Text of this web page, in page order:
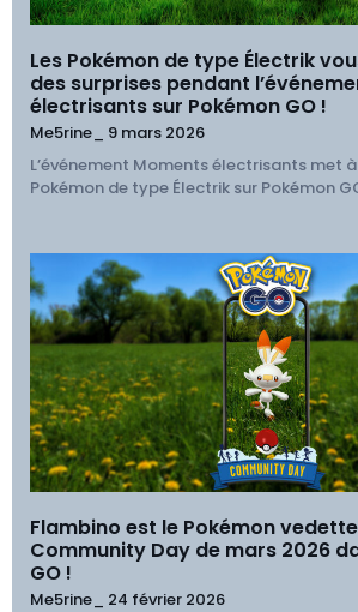
Les Pokémon de type Électrik
des surprises pendant
électrisants sur Pokémon GO !
Me5rine_ 9 mars 2026
L’événement Moments électrisants met à
Pokémon de type Électrik sur Pokémon
Flambino est le Pokémon
Community Day de mars 2026
GO !
Me5rine_ 24 février 2026